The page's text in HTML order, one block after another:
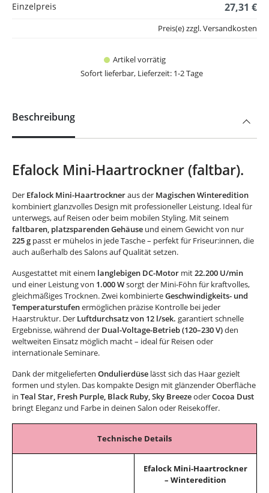
Einzelpreis
27,31 €
Artikel vorrätig
Sofort lieferbar, Lieferzeit: 1-2 Tage
Preis(e) zzgl. Versandkosten
Beschreibung
Efalock Mini-Haartrockner (faltbar).
Der Efalock Mini-Haartrockneraus der Magischen Winteredition
kombiniert glanzvolles Design mit professioneller Leistung. Ideal für
unterwegs, auf Reisen oder beim mobilen Styling. Mit seinem
faltbaren, platzsparenden Gehäuse und einem Gewicht von nur
225 g passt er mühelos in jede Tasche – perfekt für Friseur:innen, die
auch außerhalb des Salons auf Qualität setzen.
Ausgestattet mit einem langlebigen DC-Motor mit22.200 U/min
und einer Leistung von 1.000 Wsorgt der Mini-Föhn für kraftvolles,
gleichmäßiges Trocknen. Zwei kombinierteGeschwindigkeits- und
Temperaturstufenermöglichen präzise Kontrolle bei jeder
Haarstruktur. Der Luftdurchsatz von 12 l/sek. garantiert schnelle
Ergebnisse, während der Dual-Voltage-Betrieb (120–230 V)den
weltweiten Einsatz möglich macht – ideal für Reisen oder
internationale Seminare.
Dank der mitgelieferten Ondulierdüse lässt sich das Haar gezielt
formen und stylen. Das kompakte Design mit glänzender Oberfläche
in Teal Star, Fresh Purple, Black Ruby, Sky BreezeoderCocoa Dust
bringt Eleganz und Farbe in deinen Salon oder Reisekoffer.
Technische Details
Efalock Mini-Haartrockner
– Winteredition